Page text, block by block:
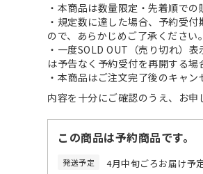
・本商品は数量限定・先着順で
・規定数に達した場合、予約受
ので、あらかじめご了承ください
・一度SOLD OUT（売り切れ）
は予告なく予約受付を再開する場
・本商品はご注文完了後のキャ
内容を十分にご確認のうえ、お
この商品は予約商品です。
発送予定 4月中旬ごろお届け予